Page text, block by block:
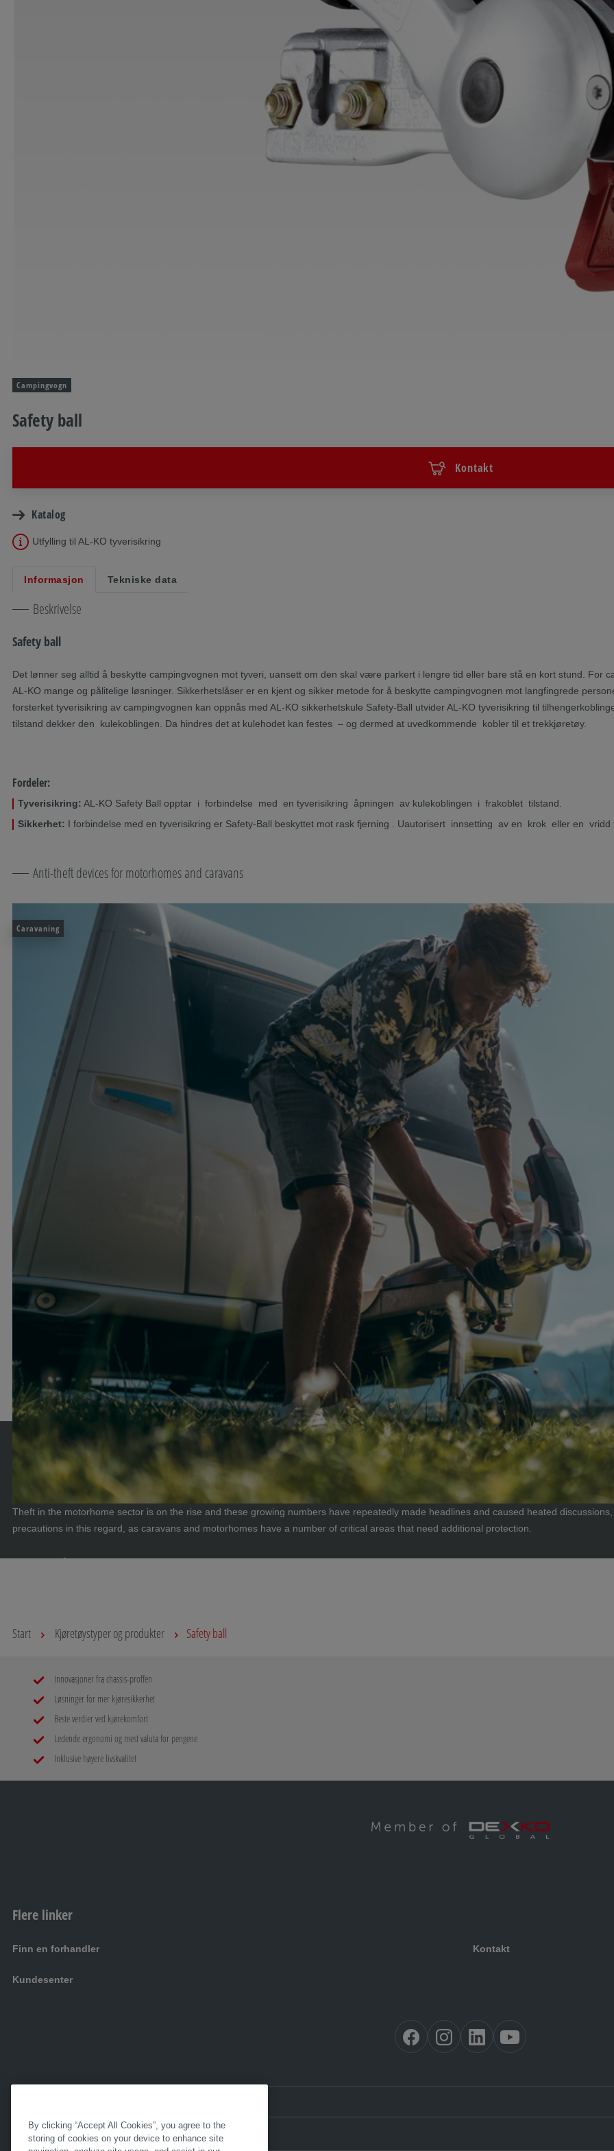
Campingvogn
Safety ball
Kontakt
Katalog
Utfylling til AL-KO tyverisikring
Informasjon Tekniske data
Beskrivelse
Safety ball
Det lønner seg alltid å beskytte campingvognen mot tyveri, uansett om den skal være parkert i lengre tid eller bare stå en kort stund. For
AL-KO mange og pålitelige løsninger. Sikkerhetslåser er en kjent og sikker metode for å beskytte campingvognen mot langfingrede
forsterket tyverisikring av campingvognen kan oppnås med AL-KO sikkerhetskule Safety-Ball utvider AL-KO tyverisikring til
tilstand dekker den kulekoblingen. Da hindres det at kulehodet kan festes – og dermed at uvedkommende kobler til et trekkjøretøy.
Fordeler:
Tyverisikring: AL-KO Safety Ball opptar i forbindelse med en tyverisikring åpningen av kulekoblingen i frakoblet tilstand.
Sikkerhet: I forbindelse med en tyverisikring er Safety-Ball beskyttet mot rask fjerning . Uautorisert innsetting av en krok eller en
Anti-theft devices for motorhomes and caravans
Caravaning
Theft in the motorhome sector is on the rise and these growing numbers have repeatedly made headlines and caused heated
precautions in this regard, as caravans and motorhomes have a number of critical areas that need additional protection.
Fortsett å lese
Start Kjøretøystyper og produkter Safety ball
Innovasjoner fra chassis-proffen
Løsninger for mer kjøresikkerhet
Beste verdier ved kjørekomfort
Ledende ergonomi og mest valuta for pengene
Inklusive høyere livskvalitet
Flere linker
Finn en forhandler Kontakt
Kundesenter
By clicking “Accept All Cookies”, you agree to the
storing of cookies on your device to enhance site